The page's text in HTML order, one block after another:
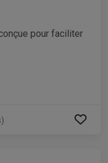
pour faciliter